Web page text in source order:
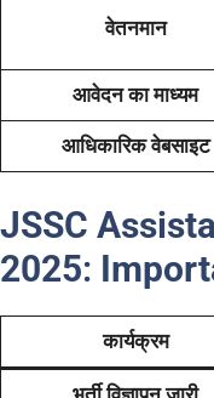
वेतनमान
आवेदन का माध्यम
आधिकारिक वेबसाइट
JSSC
2025:
कार्यक्रम